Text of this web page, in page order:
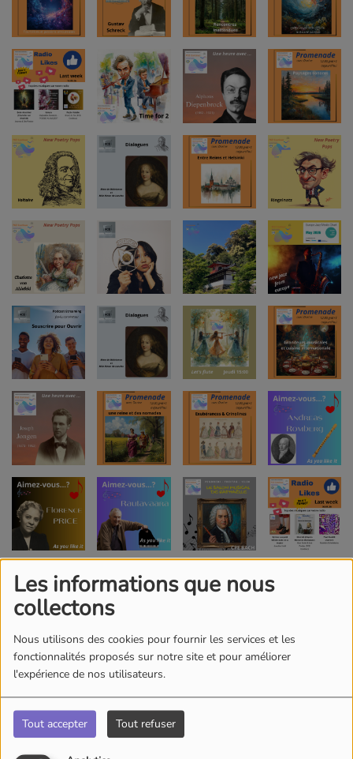
Les informations que nous
collectons
Nous utilisons des cookies pour fournir les services et les
fonctionnalités proposés sur notre site et pour améliorer
l'expérience de nos utilisateurs.
Tout accepter Tout refuser